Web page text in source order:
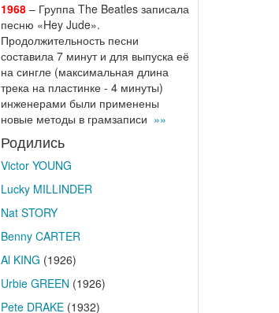
1968– Группа The Beatles записала
песню «Hey Jude».
Продолжительность песни
составила 7 минут и для выпуска её
на сингле (максимальная длина
трека на пластинке - 4 минуты)
инженерами были применены
новые методы в грамзаписи »»
Родились
Victor YOUNG
Lucky MILLINDER
Nat STORY
Benny CARTER
Al KING (1926)
Urbie GREEN (1926)
Pete DRAKE(1932)